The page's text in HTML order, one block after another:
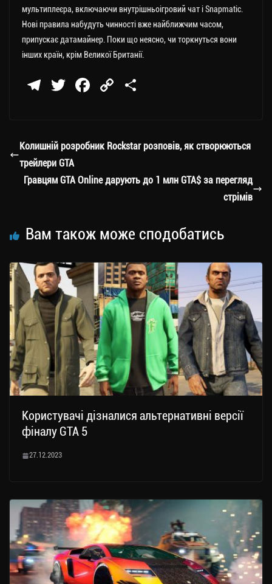
мультиплеєра, включаючи внутрішньоігровий чат і Snapmatic.
Нові правила набудуть чинності вже найближчим часом,
припускає датамайнер. Поки що неясно, чи торкнуться вони
інших країн, крім Великої Британії.
Te
a
m
T
er
Fa
ok
C
Li ли
ся
Колишній розробник Rockstar розповів, як створюються
трейлери GTA
Гравцям GTA Online дарують до 1 млн GTA$ за перегляд
стрімів
Вам також може сподобатись
Користувачі дізналися альтернативні версії
фіналу GTA 5
27.12.2023